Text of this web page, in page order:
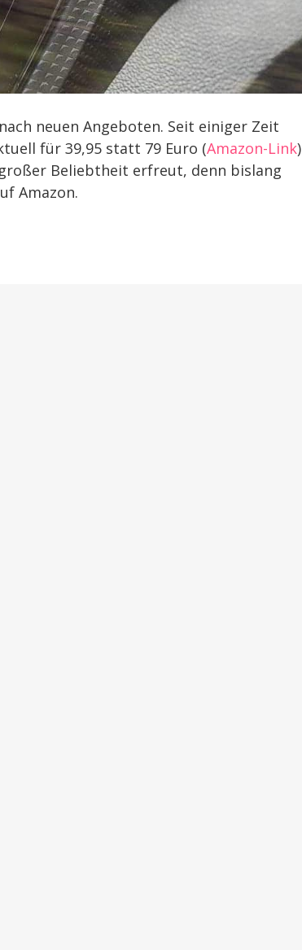
neuen Angeboten. Seit einiger Zeit
für 39,95 statt 79 Euro (Amazon-Link)
Beliebtheit erfreut, denn bislang
Amazon.